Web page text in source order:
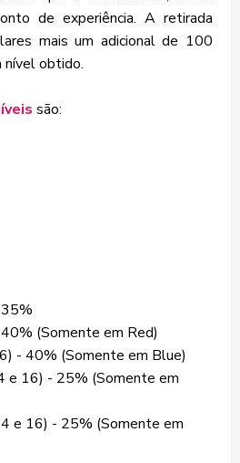
de experiência. A retirada
mais um adicional de 100
nível obtido.
são:
(Somente em Red)
- 40% (Somente em Blue)
e 16) - 25% (Somente em
e 16) - 25% (Somente em